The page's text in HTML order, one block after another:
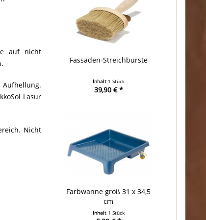
auf nicht
Lasur
Nicht
Fassaden-Streichbürste
Inhalt 1 Stück
39,90 € *
Farbwanne groß 31 x 34,5
cm
Inhalt 1 Stück